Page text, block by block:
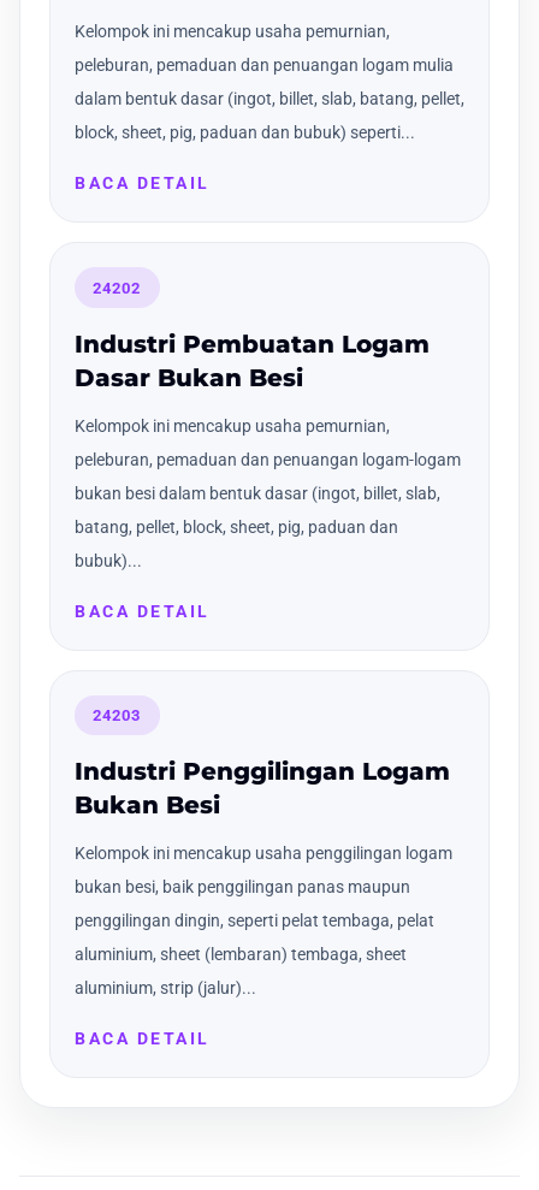
Kelompok ini mencakup usaha pemurnian,
peleburan, pemaduan dan penuangan logam mulia
dalam bentuk dasar (ingot, billet, slab, batang, pellet,
block, sheet, pig, paduan dan bubuk) seperti...
BACA DETAIL
24202
Industri Pembuatan Logam
Dasar Bukan Besi
Kelompok ini mencakup usaha pemurnian,
peleburan, pemaduan dan penuangan logam-logam
bukan besi dalam bentuk dasar (ingot, billet, slab,
batang, pellet, block, sheet, pig, paduan dan
bubuk)...
BACA DETAIL
24203
Industri Penggilingan Logam
Bukan Besi
Kelompok ini mencakup usaha penggilingan logam
bukan besi, baik penggilingan panas maupun
penggilingan dingin, seperti pelat tembaga, pelat
aluminium, sheet (lembaran) tembaga, sheet
aluminium, strip (jalur)...
BACA DETAIL